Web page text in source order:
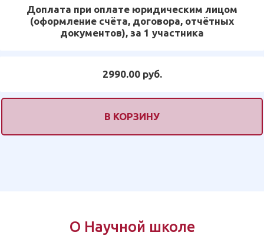
Доплата при оплате юридическим лицом
(оформление счёта, договора, отчётных
документов), за 1 участника
2990.00 руб.
В КОРЗИНУ
О Научной школе